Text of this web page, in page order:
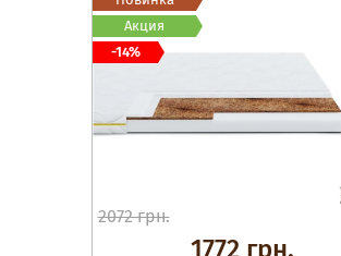
2072 грн.
1772 грн.
Акция
-14%